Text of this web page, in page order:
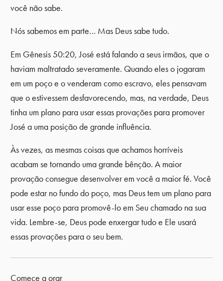
você não sabe.
Nós sabemos em parte… Mas Deus sabe tudo.
Em Gênesis 50:20, José está falando a seus irmãos, que o
haviam maltratado severamente. Quando eles o jogaram
em um poço e o venderam como escravo, eles pensavam
que o estivessem desfavorecendo, mas, na verdade, Deus
tinha um plano para usar essas provações para promover
José a uma posição de grande influência.
Às vezes, as mesmas coisas que achamos horríveis
acabam se tornando uma grande bênção. A maior
provação consegue desenvolver em você a maior fé. Você
pode estar no fundo do poço, mas Deus tem um plano para
usar esse poço para promovê-lo em Seu chamado na sua
vida. Lembre-se, Deus pode enxergar tudo e Ele usará
essas provações para o seu bem.
Comece a orar